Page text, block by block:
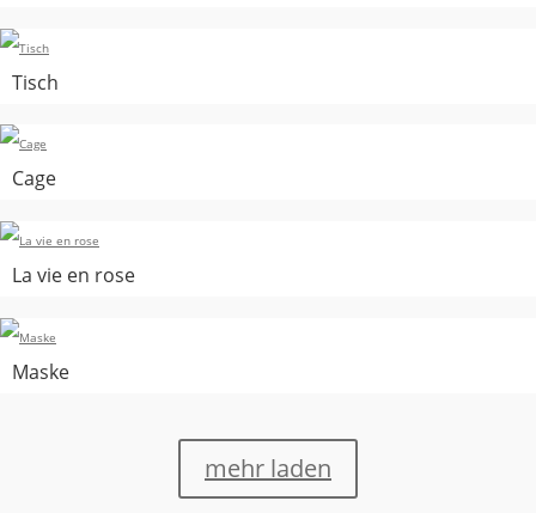
Tisch
Cage
La vie en rose
Maske
mehr laden